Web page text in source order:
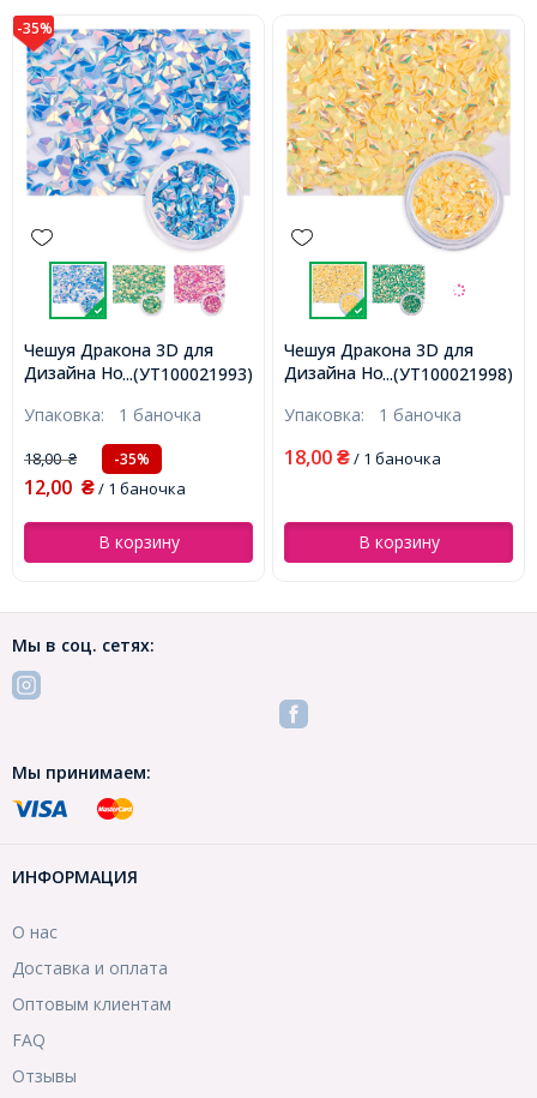
-35%
...(УТ100021993)
Чешуя Дракона 3D для
Дизайна Ногтей, Диамант,
1г/баночка, (УТ100021993)
Упаковка: 1 баночка
18,00₴ -35%
12,00 ₴/ 1 баночка
В корзину
...(УТ100021998)
Чешуя Дракона 3D для
Дизайна Ногтей, Ромб,
баночка, (УТ100021998)
Упаковка: 1 баночка
18,00 ₴/ 1 баночка
В корзину
Мы в соц. сетях:
Мы принимаем:
ИНФОРМАЦИЯ
О нас
Доставка и оплата
Оптовым клиентам
FAQ
Отзывы